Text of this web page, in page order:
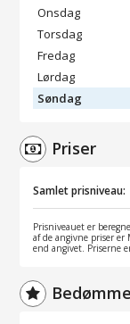
Onsdag
Torsdag
Fredag
Lørdag
Søndag
Priser
Samlet prisniveau:
Prisniveauet er
af de angivne priser
end angivet. Priserne